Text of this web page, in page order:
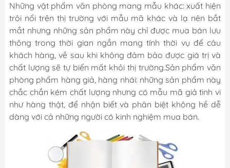
Những vật phẩm văn phòng mang mẫu khác: xuất hiện
trôi nổi trên thị trường với mẫu mã khác và lạ nên bắt
mắt nhưng những sản phẩm này chỉ được mua bán lưu
thông trong thời gian ngắn mang tính thời vụ để câu
khách hàng, về sau khi không đảm bảo được giá trị và
chất lượng sẽ tự biến mất khỏi thị trường.Sản phẩm văn
phòng phẩm hàng giả, hàng nhái: những sản phẩm này
chắc chắn kém chất lượng nhưng có mẫu mã giả tinh vi
như hàng thật, để nhận biết và phân biệt không hề dễ
dàng với cả những người có kinh nghiệm mua bán.